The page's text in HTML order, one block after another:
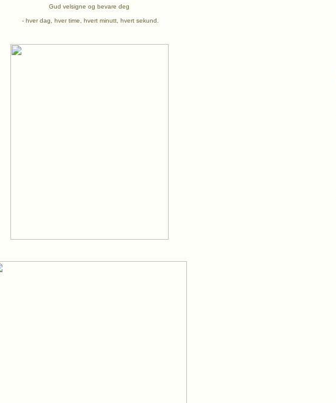
Gud velsigne og bevare deg
- hver dag, hver time, hvert minutt, hvert sekund.